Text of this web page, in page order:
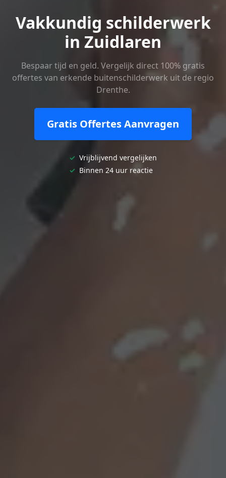
Vakkundig schilderwerk
in Zuidlaren
Bespaar tijd en geld. Vergelijk direct 100% gratis
offertes van erkende buitenschilderwerk uit de regio
Drenthe.
Gratis Offertes Aanvragen
✓ Vrijblijvend vergelijken
✓ Binnen 24 uur reactie